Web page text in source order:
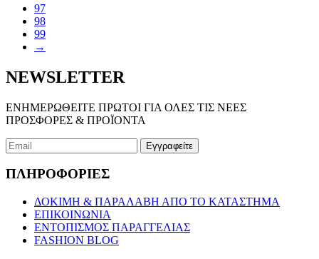
97
98
99
→
NEWSLETTER
ΕΝΗΜΕΡΩΘΕΙΤΕ ΠΡΩΤΟΙ ΓΙΑ ΟΛΕΣ ΤΙΣ ΝΕΕΣ
ΠΡΟΣΦΟΡΕΣ & ΠΡΟΪΟΝΤΑ
ΠΛΗΡΟΦΟΡΙΕΣ
ΔΟΚΙΜΗ & ΠΑΡΑΛΑΒΗ ΑΠΟ ΤΟ ΚΑΤΑΣΤΗΜΑ
ΕΠΙΚΟΙΝΩΝΙΑ
ΕΝΤΟΠΙΣΜΟΣ ΠΑΡΑΓΓΕΛΙΑΣ
FASHION BLOG